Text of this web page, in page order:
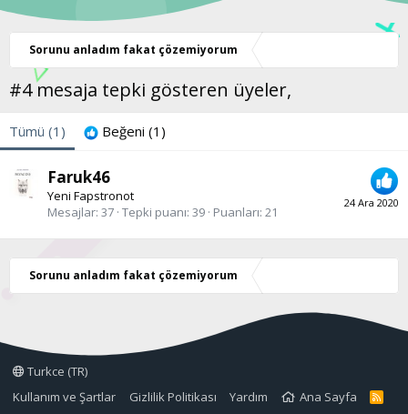
Sorunu anladım fakat çözemiyorum
#4 mesaja tepki gösteren üyeler,
Tümü (1) Beğeni (1)
24 Ara 2020
Faruk46
Yeni Fapstronot
Mesajlar 37 Tepki puanı 39 Puanları 21
Sorunu anladım fakat çözemiyorum
Turkce (TR)
Kullanım ve Şartlar
Gizlilik Politikası Yardım Ana Sayfa
R